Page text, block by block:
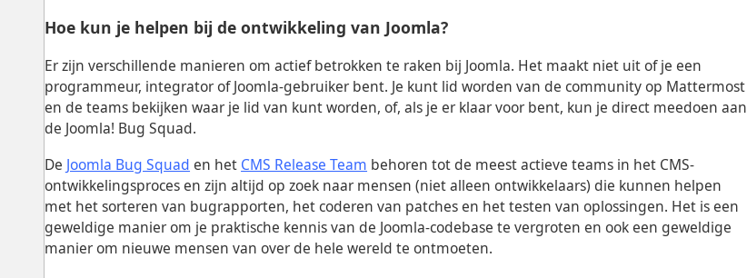
Hoe kun je helpen bij de ontwikkeling van Joomla?
Er zijn verschillende manieren om actief betrokken te raken bij Joomla. Het maakt niet uit of je een
programmeur, integrator of Joomla-gebruiker bent. Je kunt lid worden van de community op Mattermost
en de teams bekijken waar je lid van kunt worden, of, als je er klaar voor bent, kun je direct meedoen aan
de Joomla! Bug Squad.
De Joomla Bug Squad en het CMS Release Team behoren tot de meest actieve teams in het CMS-
ontwikkelingsproces en zijn altijd op zoek naar mensen (niet alleen ontwikkelaars) die kunnen helpen
met het sorteren van bugrapporten, het coderen van patches en het testen van oplossingen. Het is een
geweldige manier om je praktische kennis van de Joomla-codebase te vergroten en ook een geweldige
manier om nieuwe mensen van over de hele wereld te ontmoeten.